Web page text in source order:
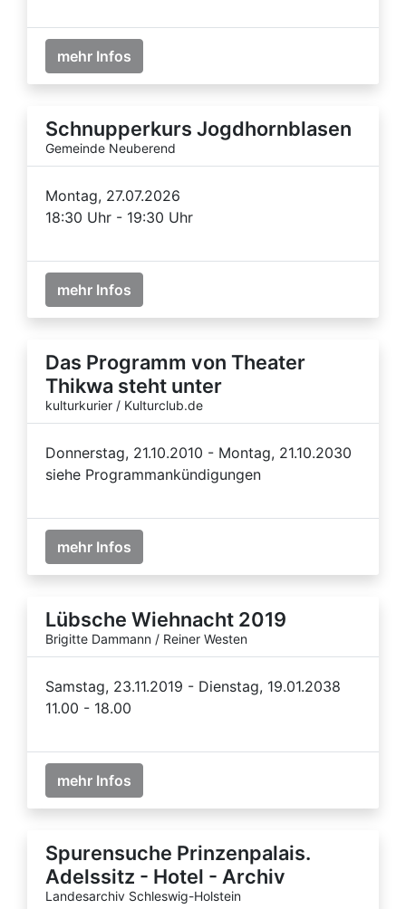
mehr Infos
Schnupperkurs Jogdhornblasen
Gemeinde Neuberend
Montag, 27.07.2026
18:30 Uhr - 19:30 Uhr
mehr Infos
Das Programm von Theater
Thikwa steht unter
kulturkurier / Kulturclub.de
Donnerstag, 21.10.2010 - Montag, 21.10.2030
siehe Programmankündigungen
mehr Infos
Lübsche Wiehnacht 2019
Brigitte Dammann / Reiner Westen
Samstag, 23.11.2019 - Dienstag, 19.01.2038
11.00 - 18.00
mehr Infos
Spurensuche Prinzenpalais.
Adelssitz - Hotel - Archiv
Landesarchiv Schleswig-Holstein